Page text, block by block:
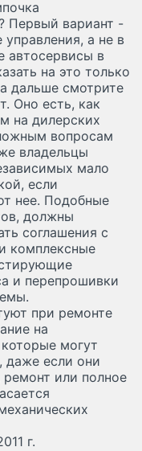
Первый вариант -
а не в
автосервисы в
на это только
дальше смотрите
Оно есть, как
на дилерских
вопросам
владельцы
мало
если
нее. Подобные
должны
соглашения с
комплексные
и перепрошивки
при ремонте
на
могут
даже если они
или полное
г.